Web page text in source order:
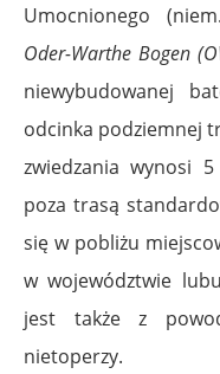
Umocnionego (niem.
Oder-Warthe Bogen
niewybudowanej
odcinka podziemnej
zwiedzania wynosi
poza trasą
się w pobliżu
w województwie
jest także z
nietoperzy.